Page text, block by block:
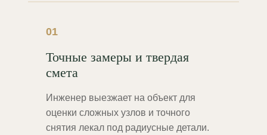
01
Точные замеры и твердая
смета
Инженер выезжает на объект для
оценки сложных узлов и точного
снятия лекал под радиусные детали.